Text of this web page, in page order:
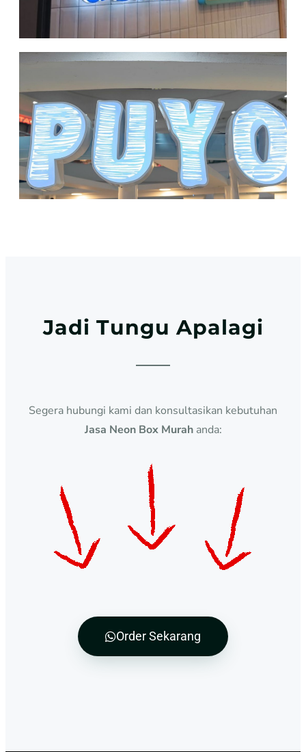
Jadi Tungu Apalagi
Segera hubungi kami dan konsultasikan kebutuhan
Jasa Neon Box Murahanda:
Order Sekarang